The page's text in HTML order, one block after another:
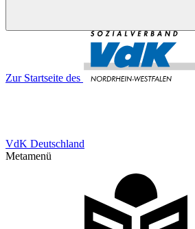
Zur Startseite des
VdK Deutschland
Metamenü